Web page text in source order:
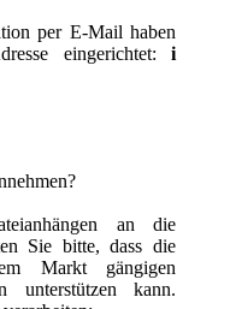
per E-Mail haben
eingerichtet: i
an die
Sie bitte, dass die
Markt gängigen
unterstützen kann.